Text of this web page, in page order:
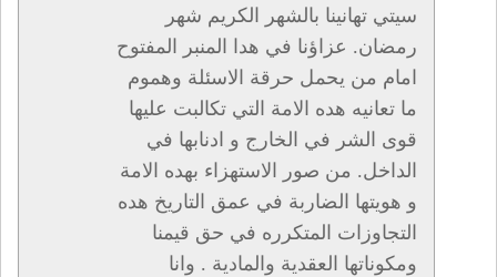
سيتي تهانينا بالشهر الكريم شهر
رمضان. عزاؤنا في هدا المنبر المفتوح
امام من يحمل حرقة الاسئلة وهموم
ما تعانيه هده الامة التي تكالبت عليها
قوى الشر في الخارج و ادنابها في
الداخل. من صور الاستهزاء بهده الامة
و هويتها الضاربة في عمق التاريخ هده
التجاوزات المتكرره في حق قيمنا
ومكوناتها العقدية والمادية . وانا